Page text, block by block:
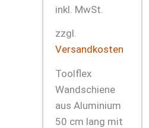
inkl. MwSt.
zzgl.
Versandkosten
Toolflex
Wandschiene
aus Aluminium
50 cm lang mit